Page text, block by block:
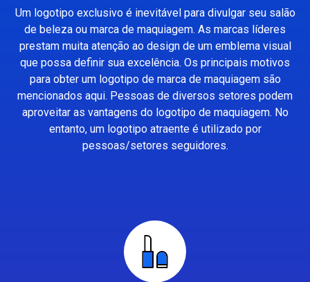
Um logotipo exclusivo é inevitável para divulgar seu salão
de beleza ou marca de maquiagem. As marcas líderes
prestam muita atenção ao design de um emblema visual
que possa definir sua excelência. Os principais motivos
para obter um logotipo de marca de maquiagem são
mencionados aqui. Pessoas de diversos setores podem
aproveitar as vantagens do logotipo de maquiagem. No
entanto, um logotipo atraente é utilizado por
pessoas/setores seguidores.